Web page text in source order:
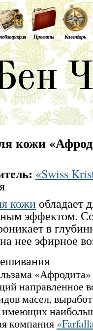
Проекты Календарь
кожи
«Swiss
кожиобладает
эффектом.
в
нее эфирное
«Афродита»
направленное
масел,
компания